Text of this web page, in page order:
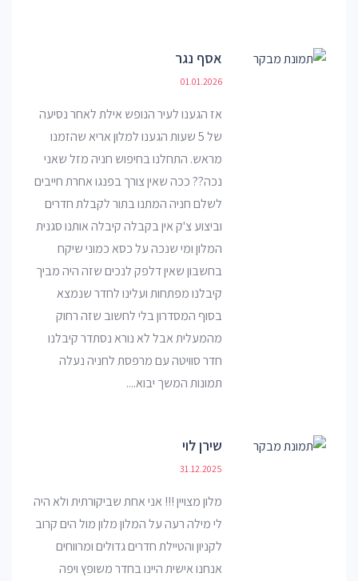
אסף נגר
01.01.2026
אז הגענו לעיר הנופש אילת לאחר נסיעה
של 5 שעות הגענו למלון אריא שהזמנו
מראש. התחלנו בחיפוש חניה מזל שאני
נכה?? ככה שאין צורך בפנגו אחרת חייבים
לשלם חניה המתנו בתור לקבלת חדרים
וביצוע צ'ק אין בקבלה קיבלה אותנו סגנית
המלון ומי שנכה על כסא כמוני שיקח
בחשבון שאין דלפק לנכים שזה היה מביך
קיבלנו מפתחות ועלינו לחדר שנמצא
בסוף המסדרון בלי לחשוב שזה רחוק
מהמעלית אבל לא נורא נסתדר קיבלנו
חדר סוויטה עם מרפסת לחניה נעלה
תמונות המשך יבוא....
שירן לוי
31.12.2025
מלון מצויין !!! אני אחת שביקורתית ולא היה
לי מילה רעה על המלון מלון מול הים קרוב
לקניון והטיילת חדרים גדולים ומרווחים
אנחנו אישית היינו בחדר משופץ ויפה